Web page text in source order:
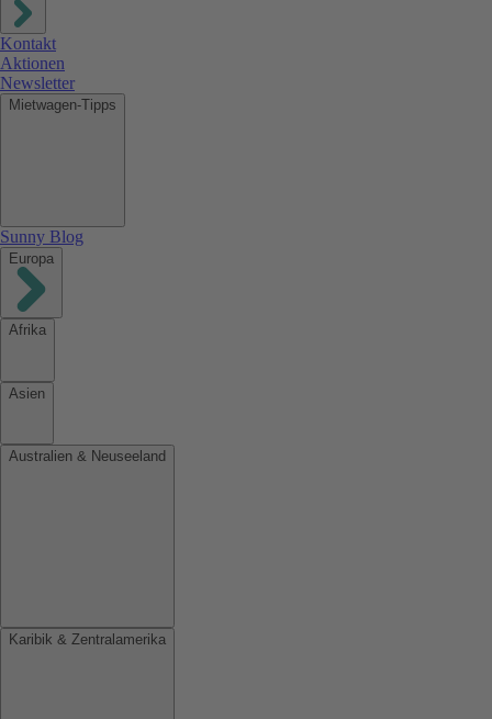
Kontakt
Aktionen
Newsletter
Mietwagen-Tipps
Sunny Blog
Europa
Afrika
Asien
Australien & Neuseeland
Karibik & Zentralamerika